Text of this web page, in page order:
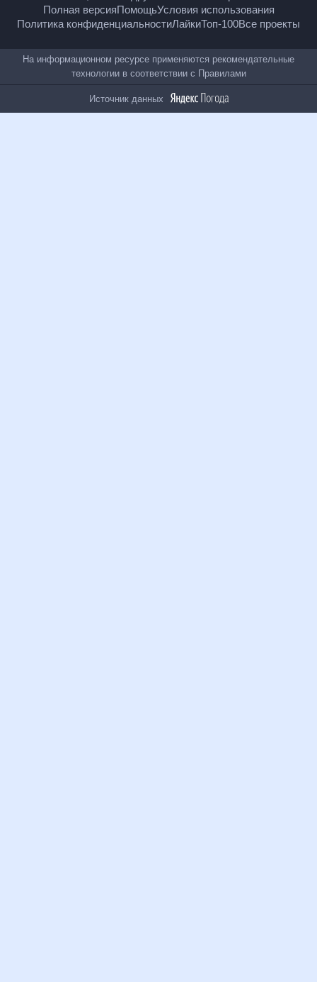
© Рамблер — главные новости России и мира,
Полная версияПомощьУсловия использования
Политика конфиденциальностиЛайкиТоп-100
Все проекты
На информационном ресурсе применяются